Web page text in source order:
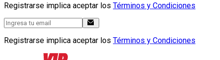
Registrarse implica aceptar los Términos y Condiciones
Registrarse implica aceptar los Términos y Condiciones